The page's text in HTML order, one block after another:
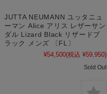
JUTTA NEUMANN ユッタニュ
ーマン Alice アリス レザーサン
ダル Lizard Black リザードブ
ラック メンズ 〔FL〕
¥54,500(税込 ¥59,950)
Sold Out